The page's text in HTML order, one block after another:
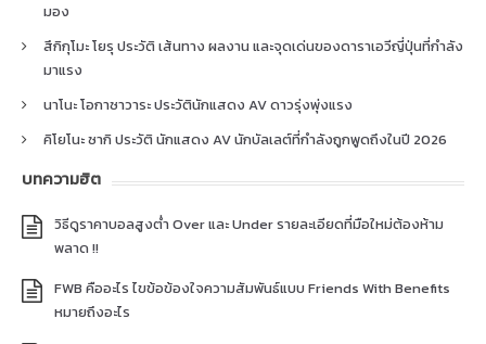
มอง
สึกิกุโมะ โยรุ ประวัติ เส้นทาง ผลงาน และจุดเด่นของดาราเอวีญี่ปุ่นที่กำลัง
มาแรง
นาโนะ โอกาซาวาระ ประวัตินักแสดง AV ดาวรุ่งพุ่งแรง
คิโยโนะ ซากิ ประวัติ นักแสดง AV นักบัลเลต์ที่กำลังถูกพูดถึงในปี 2026
บทความฮิต
วิธีดูราคาบอลสูงต่ำ Over และ Under รายละเอียดที่มือใหม่ต้องห้าม
พลาด !!
FWB คืออะไร ไขข้อข้องใจความสัมพันธ์แบบ Friends With Benefits
หมายถึงอะไร